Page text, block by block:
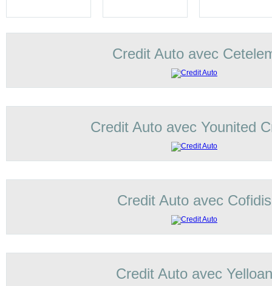
Credit Auto avec
Credit Auto avec Younited
Credit Auto avec Cofidis
Credit Auto avec Yelloan